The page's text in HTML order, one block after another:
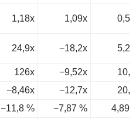
1,18x 1,09x
24,9x −18,2x
126x −9,52x
−8,46x −12,7x
−11,8 % −7,87 %
4,89